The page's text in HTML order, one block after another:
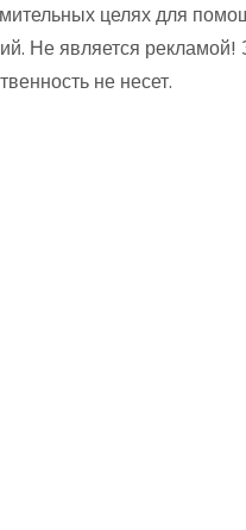
целях для
Не является
не несет.